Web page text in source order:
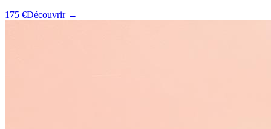
175 €Découvrir →